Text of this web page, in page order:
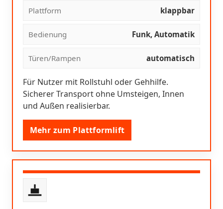
Plattform klappbar
Bedienung Funk, Automatik
Türen/Rampen automatisch
Für Nutzer mit Rollstuhl oder Gehhilfe.
Sicherer Transport ohne Umsteigen, Innen
und Außen realisierbar.
Mehr zum Plattformlift